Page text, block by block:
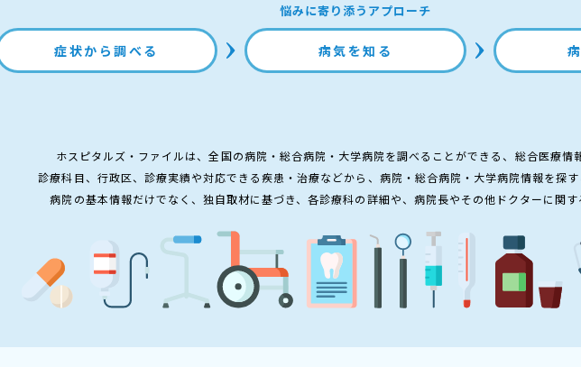
悩みに寄り添うアプローチ
症状から調べる 病気を知る
ホスピタルズ・ファイルは、全国の病院・総合病院・大学病院を調べることができる、総合医療情
診療科目、行政区、診療実績や対応できる疾患・治療などから、病院・総合病院・大学病院情報を探す
病院の基本情報だけでなく、独自取材に基づき、各診療科の詳細や、病院長やその他ドクターに関す